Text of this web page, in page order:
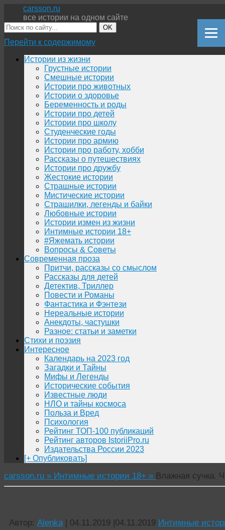
carsson.ru
все истории на одном сайте
OK
Перейти к содержимому
Истории из жизни
Грустные истории
Смешные истории
Истории про животных
Истории о здоровье
Беременность и роды
Истории про детей
Истории про школу
Студенческие годы
Истории про армию
Истории про работу, хобби
Рассказы о путешествиях
Истории про дружбу
Жестокие истории
Страшные истории
Мистические истории
Страшилки, легенды и байки
Любовные истории
Истории измен из жизни
Интимные истории 18+
#Яжемать истории
Вопросы & Советы
Современная проза
Притчи, рассказы со смыслом
Рассказы для детей
Детектив, Триллер
Повести и Романы
Фантастика и Фэнтези
Нереальные истории
Анекдоты, частушки
Разное: статьи и заметки
Стихи и поэзия
Интересное
Календарь на 2023 год
Загадки и Тайны
Мифы и Легенды
Исторические события
Известные люди
НЛО и тайны космоса
Польза и Вред
Психология
Рейтинг ТОП-100 публикаций
Рейтинг авторов IstoriiPro.ru
Издательства России 2023
[+ Опубликовать]
carsson.ru » Интимные истории 18+ » Влажная сучка.
Автор: Alenka | 04.11.2019 |04.11.2019 Интимные